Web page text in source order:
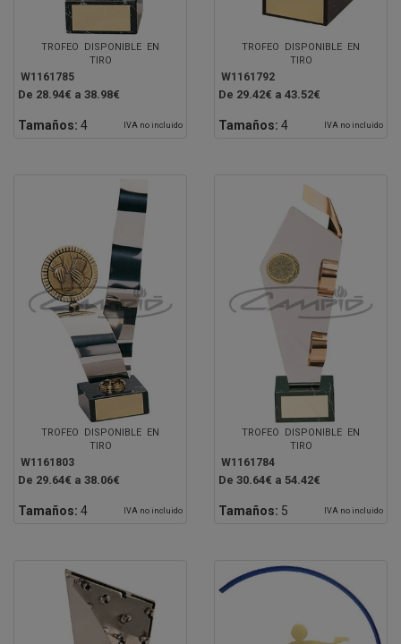
TROFEO DISPONIBLE EN
TIRO
W1161785
De 28.94€ a 38.98€
Tamaños: 4 IVA no incluido
TROFEO DISPONIBLE EN
TIRO
W1161792
De 29.42€ a 43.52€
Tamaños: 4 IVA no incluido
TROFEO DISPONIBLE EN
TIRO
W1161803
De 29.64€ a 38.06€
Tamaños: 4 IVA no incluido
TROFEO DISPONIBLE EN
TIRO
W1161784
De 30.64€ a 54.42€
Tamaños: 5 IVA no incluido